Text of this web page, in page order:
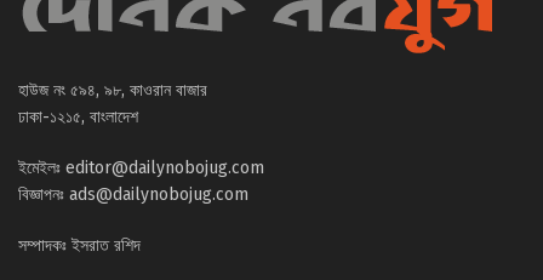
হাউজ নং ৫৯৪, ৯৮, কাওরান বাজার
ঢাকা-১২১৫, বাংলাদেশ
ইমেইলঃ editor@dailynobojug.com
বিজ্ঞাপনঃ ads@dailynobojug.com
সম্পাদকঃ ইসরাত রশিদ